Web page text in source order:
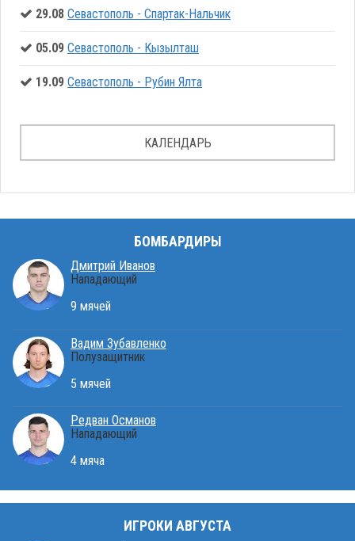
29.08 Севастополь - Спартак-Нальчик
05.09 Севастополь - Кызылташ
19.09 Севастополь - Рубин Ялта
КАЛЕНДАРЬ
БОМБАРДИРЫ
Дмитрий Иванов
Нападающий
9 мячей
Вадим Зубавленко
Полузащитник
5 мячей
Редван Османов
Нападающий
4 мяча
ИГРОКИ АВГУСТА